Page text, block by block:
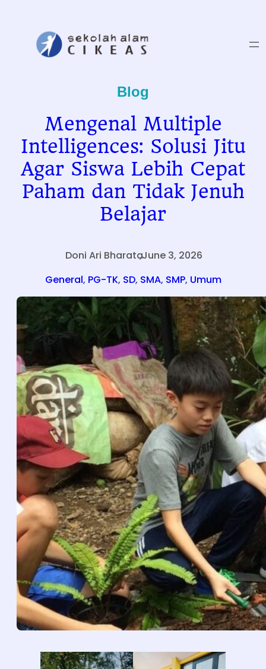
Blog
Mengenal Multiple
Intelligences: Solusi Jitu
Agar Siswa Lebih Cepat
Paham dan Tidak Jenuh
Belajar
Doni Ari Bharata
,June 3, 2026
.
General, PG-TK, SD, SMA, SMP, Umum